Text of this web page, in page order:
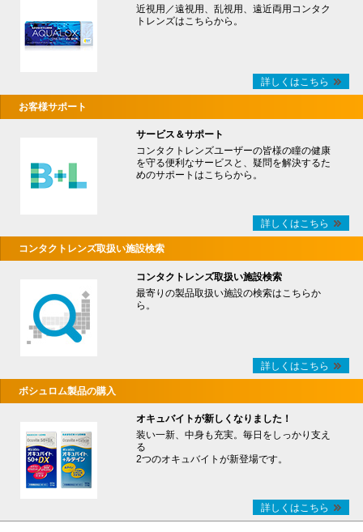
近視用／遠視用、乱視用、遠近両用コンタク
トレンズはこちらから。
詳しくはこちら
お客様サポート
サービス＆サポート
コンタクトレンズユーザーの皆様の瞳の健康
を守る便利なサービスと、疑問を解決するた
めのサポートはこちらから。
詳しくはこちら
コンタクトレンズ取扱い施設検索
コンタクトレンズ取扱い施設検索
最寄りの製品取扱い施設の検索はこちらか
ら。
詳しくはこちら
ボシュロム製品の購入
オキュバイトが新しくなりました！
装い一新、中身も充実。毎日をしっかり支え
る
2つのオキュバイトが新登場です。
詳しくはこちら